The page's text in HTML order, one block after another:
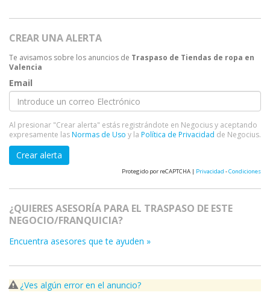
CREAR UNA ALERTA
Te avisamos sobre los anuncios de Traspaso de Tiendas de ropa en
Valencia
Email
Al presionar "Crear alerta" estás registrándote en Negocius y aceptando
expresamente lasNormas de Uso y la Política de Privacidad de Negocius.
Crear alerta
Protegido por reCAPTCHA | Privacidad -Condiciones
¿QUIERES ASESORÍA PARA EL TRASPASO DE ESTE
NEGOCIO/FRANQUICIA?
Encuentra asesores que te ayuden »
¿Ves algún error en el anuncio?